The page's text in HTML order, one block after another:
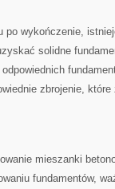
po wykończenie,
solidne
zbrojenie,‌ które
mieszanki
fundamentów,​